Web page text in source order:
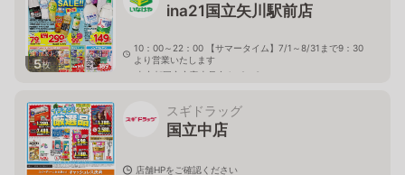
5枚
ina21国立矢川駅前店
10：00～22：00 【サマータイム】7/1～8/31まで9：30
より営業いたします
東京都国立市富士見台4－9－3
スギドラッグ
国立中店
店舗HPをご確認ください